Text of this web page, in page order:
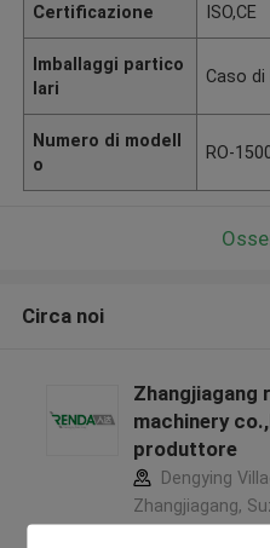
Certificazione ISO,CE
Imballaggi partico
lari
Caso di
Numero di modell
o
RO-
Circa noi
Zhangjiagang renda packing
machinery
produttore
Dengying
Zhangjiagang,